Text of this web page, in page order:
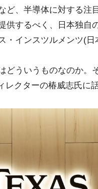
ど、半導体に対する注
供するべく、日本独自
・インスツルメンツ(日
どういうものなのか。
クターの椿威志氏に話